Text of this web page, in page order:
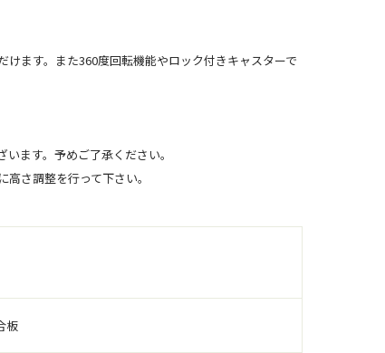
ます。また360度回転機能やロック付きキャスターで
ます。予めご了承ください。
さ調整を行って下さい。
板